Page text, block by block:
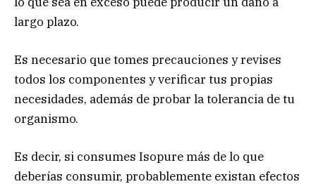
largo plazo.
Es necesario que tomes precauciones y revises
todos los componentes y verificar tus propias
necesidades, además de probar la tolerancia de tu
organismo.
Es decir, si consumes Isopure más de lo que
deberías consumir, probablemente existan efectos